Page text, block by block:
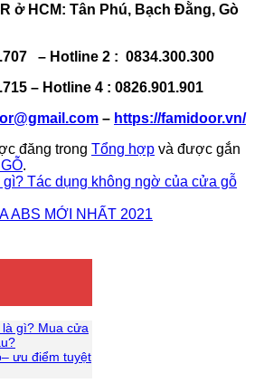
ở HCM: Tân Phú, Bạch Đằng, Gò
– Hotline 2 : 0834.300.300
– Hotline 4 : 0826.901.901
– https://famidoor.vn/
đăng trong Tổng hợp và được gắn
.
Tác dụng không ngờ của cửa gỗ
ABS MỚI NHẤT 2021
gì? Mua cửa
ưu điểm tuyệt